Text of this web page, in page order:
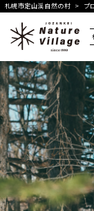
札幌市定山渓自然の村 > プ